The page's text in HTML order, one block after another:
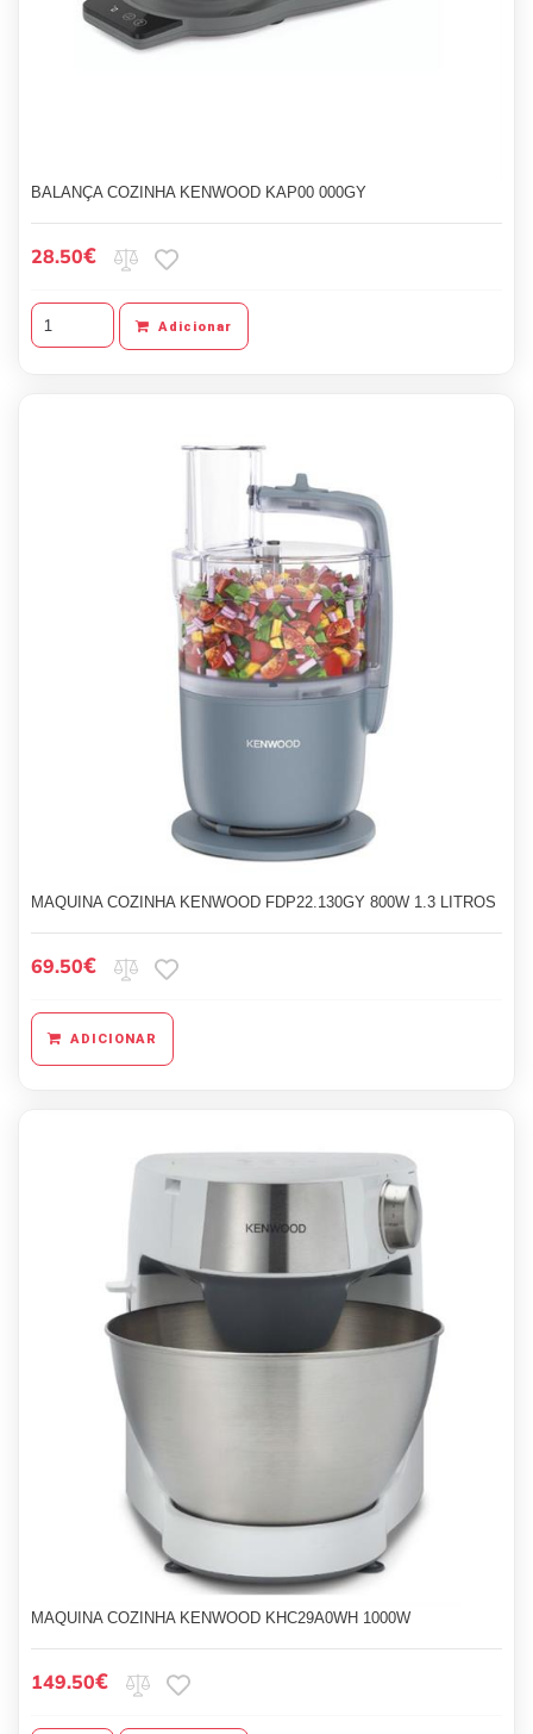
BALANÇA COZINHA KENWOOD KAP00 000GY
28.50€
Adicionar
MAQUINA COZINHA KENWOOD FDP22.130GY 800W 1.3 LITROS
69.50€
ADICIONAR
MAQUINA COZINHA KENWOOD KHC29A0WH 1000W
149.50€